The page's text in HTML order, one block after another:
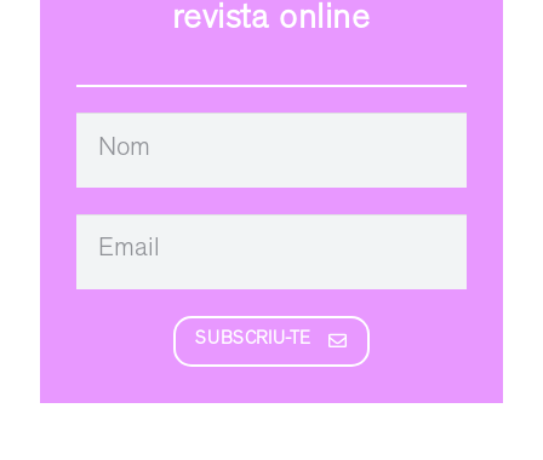
revista online
SUBSCRIU-TE